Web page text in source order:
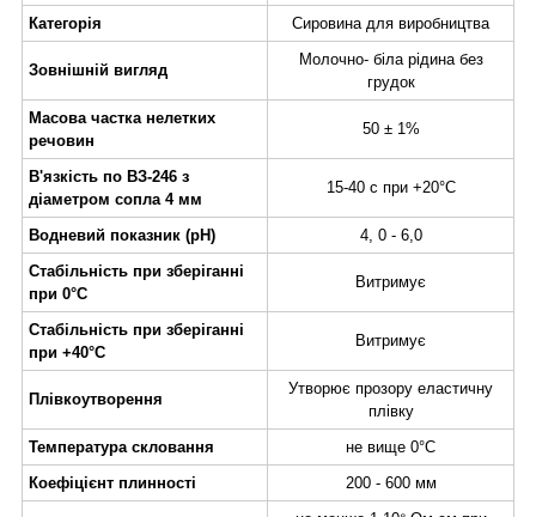
Категорія
Сировина для виробництва
Зовнішній вигляд
Молочно- біла рідина без
грудок
Масова частка нелетких
речовин
50 ± 1%
В'язкість по ВЗ-246 з
діаметром сопла 4 мм
15-40 с при +20°C
Водневий показник (pH)
4, 0 - 6,0
Стабільність при зберіганні
при 0°C
Витримує
Стабільність при зберіганні
при +40°C
Витримує
Плівкоутворення
Утворює прозору еластичну
плівку
Температура скловання
не вище 0°C
Коефіцієнт плинності
200 - 600 мм